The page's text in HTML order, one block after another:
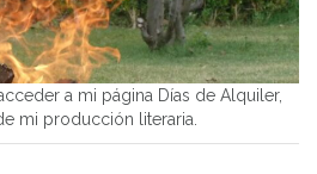
a mi página Días de Alquiler,
mi producción literaria.